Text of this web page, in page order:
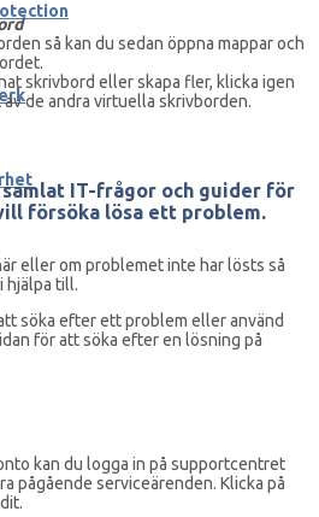
så kan du sedan öppna mappar och
skrivbord eller skapa fler, klicka igen
de andra virtuella skrivborden.
samlat IT-frågor och guider för
försöka lösa ett problem.
eller om problemet inte har lösts så
hjälpa till.
söka efter ett problem eller använd
för att söka efter en lösning på
kan du logga in på supportcentret
pågående serviceärenden. Klicka på